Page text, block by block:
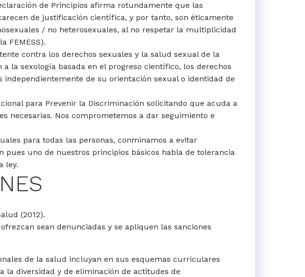
de Principios afirma rotundamente que las
de justificación científica, y por tanto, son éticamente
/ no heterosexuales, al no respetar la multiplicidad
FEMESS).
contra los derechos sexuales y la salud sexual de la
la sexología basada en el progreso científico, los derechos
independientemente de su orientación sexual o identidad de
para Prevenir la Discriminación solicitando que acuda a
necesarias. Nos comprometemos a dar seguimiento e
para todas las personas, conminamos a evitar
pues uno de nuestros principios básicos habla de tolerancia
ley.
(2012).
sean denunciadas y se apliquen las sanciones
de la salud incluyan en sus esquemas curriculares
la diversidad y de eliminación de actitudes de